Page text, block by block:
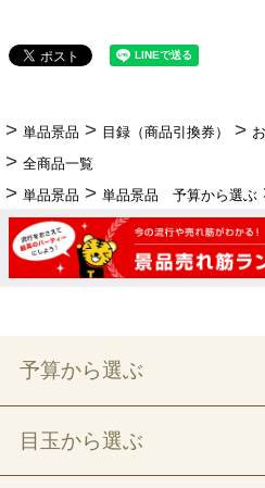
単品景品 目録（商品引換券）
全商品一覧
単品景品
単品景品 予算から選ぶ
予算から選ぶ
目玉から選ぶ